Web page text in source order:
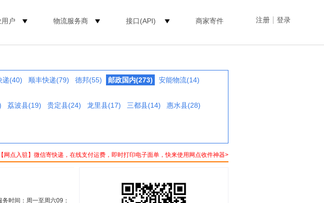
注册 登录
户 物流服务商 接口(API) 商家寄件
递(40) 顺丰快递(79) 德邦(55) 邮政国内(273)
安能物流(14)
荔波县(19) 贵定县(24) 龙里县(17) 三都县(14)
惠水县(28)
【网点入驻】微信寄快递，在线支付运费，即时打印电子面单，快来使用网点收件神器>
时间：周一至周六09：